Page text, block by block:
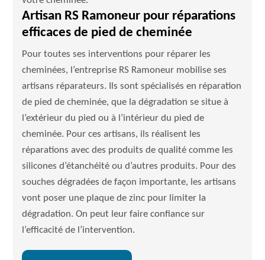
Artisan RS Ramoneur pour réparations
efficaces de pied de cheminée
Pour toutes ses interventions pour réparer les
cheminées, l’entreprise RS Ramoneur mobilise ses
artisans réparateurs. Ils sont spécialisés en réparation
de pied de cheminée, que la dégradation se situe à
l’extérieur du pied ou à l’intérieur du pied de
cheminée. Pour ces artisans, ils réalisent les
réparations avec des produits de qualité comme les
silicones d’étanchéité ou d’autres produits. Pour des
souches dégradées de façon importante, les artisans
vont poser une plaque de zinc pour limiter la
dégradation. On peut leur faire confiance sur
l’efficacité de l’intervention.